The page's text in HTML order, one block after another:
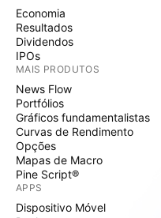
Economia
Resultados
Dividendos
IPOs
MAIS PRODUTOS
News Flow
Portfólios
Gráficos fundamentalistas
Curvas de Rendimento
Opções
Mapas de Macro
Pine Script®
APPS
Dispositivo Móvel